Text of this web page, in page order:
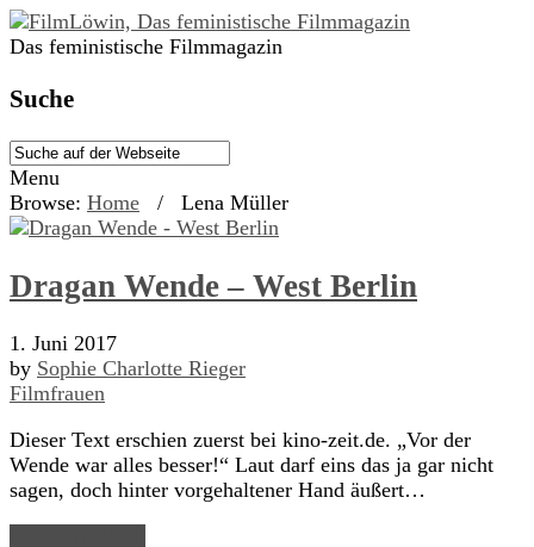
Das feministische Filmmagazin
Suche
Menu
Browse: Home / Lena Müller
Dragan Wende – West Berlin
1. Juni 2017
by Sophie Charlotte Rieger
Filmfrauen
Dieser Text erschien zuerst bei kino-zeit.de. „Vor der
Wende war alles besser!“ Laut darf eins das ja gar nicht
sagen, doch hinter vorgehaltener Hand äußert…